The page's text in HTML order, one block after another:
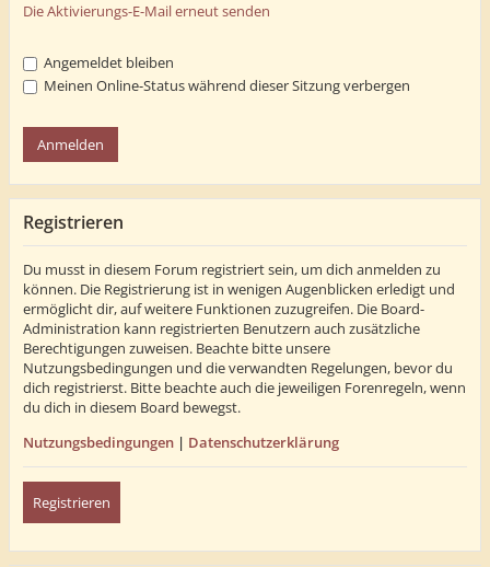
Die Aktivierungs-E-Mail erneut senden
Angemeldet bleiben
Meinen Online-Status während dieser Sitzung verbergen
Registrieren
Du musst in diesem Forum registriert sein, um dich anmelden zu
können. Die Registrierung ist in wenigen Augenblicken erledigt und
ermöglicht dir, auf weitere Funktionen zuzugreifen. Die Board-
Administration kann registrierten Benutzern auch zusätzliche
Berechtigungen zuweisen. Beachte bitte unsere
Nutzungsbedingungen und die verwandten Regelungen, bevor du
dich registrierst. Bitte beachte auch die jeweiligen Forenregeln, wenn
du dich in diesem Board bewegst.
Nutzungsbedingungen | Datenschutzerklärung
Registrieren